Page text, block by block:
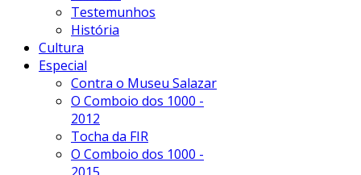
Testemunhos
História
Cultura
Especial
Contra o Museu Salazar
O Comboio dos 1000 -
2012
Tocha da FIR
O Comboio dos 1000 -